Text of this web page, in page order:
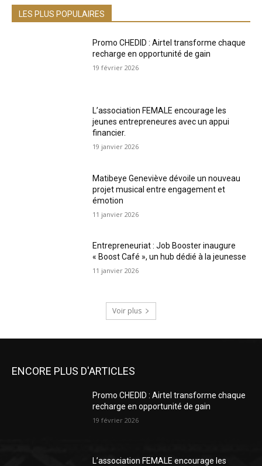
LES PLUS POPULAIRES
Promo CHEDID : Airtel transforme chaque
recharge en opportunité de gain
19 février 2026
L’association FEMALE encourage les
jeunes entrepreneures avec un appui
financier.
19 janvier 2026
Matibeye Geneviève dévoile un nouveau
projet musical entre engagement et
émotion
11 janvier 2026
Entrepreneuriat : Job Booster inaugure
« Boost Café », un hub dédié à la jeunesse
11 janvier 2026
Voir plus
ENCORE PLUS D'ARTICLES
Promo CHEDID : Airtel transforme chaque
recharge en opportunité de gain
19 février 2026
L’association FEMALE encourage les